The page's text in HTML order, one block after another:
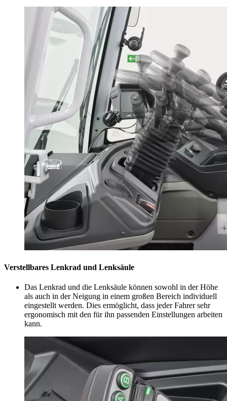
Verstellbares Lenkrad und Lenksäule
Das Lenkrad und die Lenksäule können sowohl in der Höhe
als auch in der Neigung in einem großen Bereich individuell
eingestellt werden. Dies ermöglicht, dass jeder Fahrer sehr
ergonomisch mit den für ihn passenden Einstellungen arbeiten
kann.